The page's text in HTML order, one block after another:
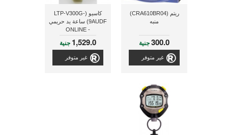
ريتم (CRA610BR04)
منبه
300.0جنية
غير متوفر
كاسيو (LTP-V300G-
9AUDF) ساعة يد حريمي
- ONLINE
1,529.0 جنية
غير متوفر